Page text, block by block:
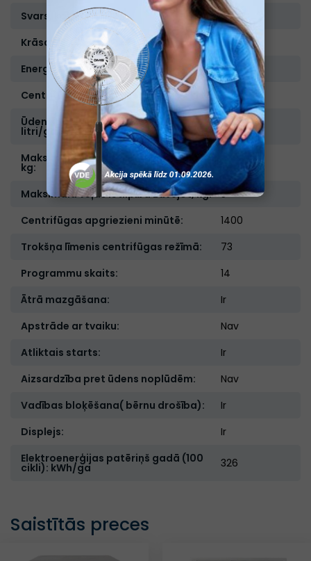
Svars, kg:
65
Krāsa:
Balta
Energoefektivitātes klase:
E
Centrifūgas energoefektivitātes klase: B
Ūdens patēriņš gadā (100 cikli),
litri/gadā: 6600
Maksimālā veļas ietilpība mazgājot,
kg:
Maksimālā veļas ietilpība žāvējot, kg:
5
Centrifūgas apgriezieni minūtē:
1400
Trokšņa līmenis centrifūgas režīmā:
73
Programmu skaits:
14
Ātrā mazgāšana:
Ir
Apstrāde ar tvaiku:
Nav
Atliktais starts:
Ir
Aizsardzība pret ūdens noplūdēm:
Nav
Vadības bloķēšana( bērnu drošība):
Ir
Displejs:
Ir
Elektroenerģijas patēriņš gadā (100
cikli): kWh/ga 326
Saistītās preces